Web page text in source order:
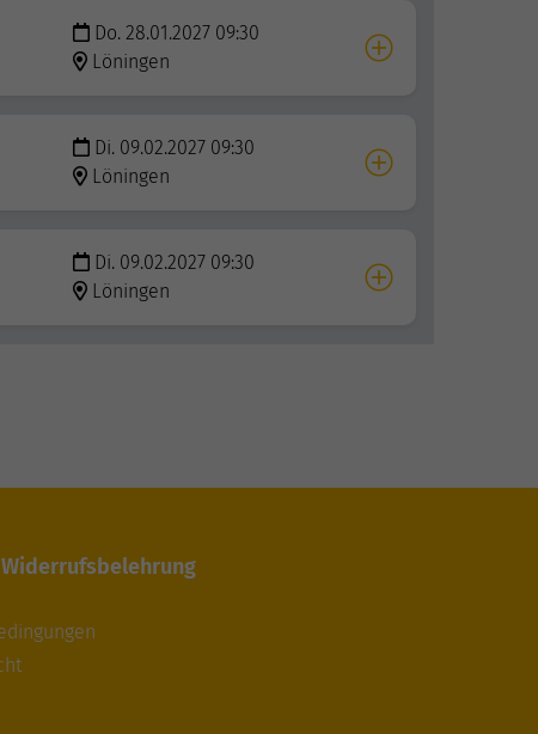
Do. 28.01.2027 09:30
Löningen
Di. 09.02.2027 09:30
Löningen
Di. 09.02.2027 09:30
Löningen
Widerrufsbelehrung